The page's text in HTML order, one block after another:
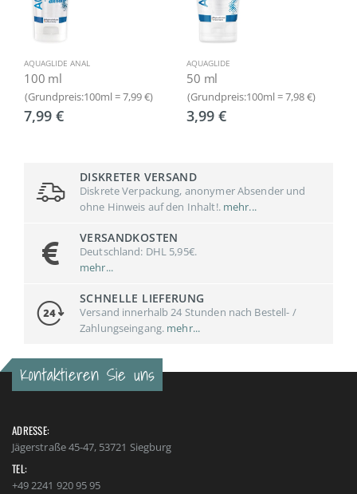
AQUAGLIDE ANAL
100 ml
(Grundpreis:100ml = 7,99 €)
7,99 €
AQUAGLIDE
50 ml
(Grundpreis:100ml = 7,98 €)
3,99 €
DISKRETER VERSAND
Diskrete Verpackung, anonymer Absender und
ohne Hinweis auf den Inhalt!.mehr...
VERSANDKOSTEN
Deutschland: DHL 5,95€.
mehr...
SCHNELLE LIEFERUNG
Versand innerhalb 24 Stunden nach Bestell- /
Zahlungseingang. mehr...
Kontaktieren Sie uns
ADRESSE:
Jägerstraße 45-47, 53721 Siegburg
TEL:
+49 2241 920 95 95